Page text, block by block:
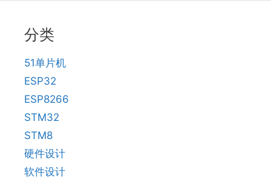
分类
51单片机
ESP32
ESP8266
STM32
STM8
硬件设计
软件设计